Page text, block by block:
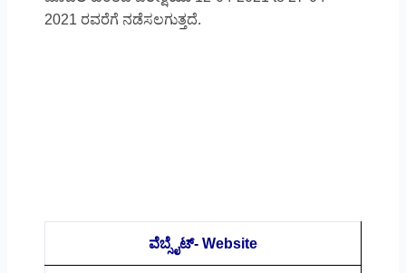
2021 ರವರೆಗೆ ನಡೆಸಲಗುತ್ತದೆ.
ವೆಬ್ಸೈಟ್- Website